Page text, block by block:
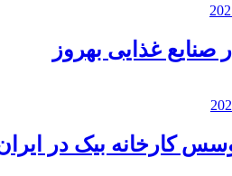
صنایع غذایی بهروز
کارخانه بیک در